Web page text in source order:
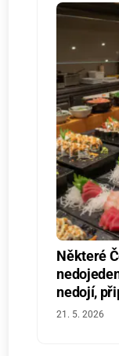
Některé
nedojí,
21. 5. 2026